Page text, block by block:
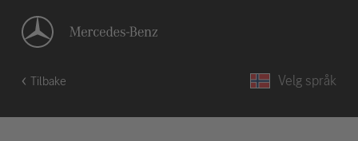
Tilbake Velg språk